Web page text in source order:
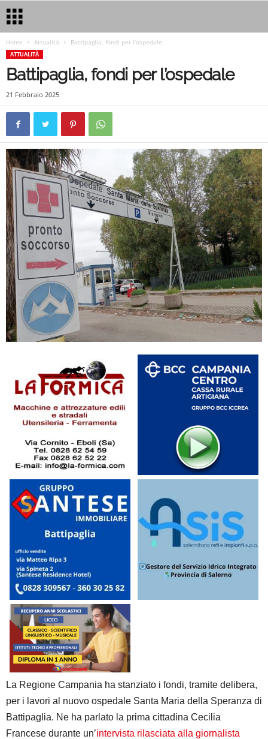
Home Attualità Battipaglia, fondi per l’ospedale
ATTUALITÀ
Battipaglia, fondi per l’ospedale
21 Febbraio 2025
La Regione Campania ha stanziato i fondi, tramite delibera,
per i lavori al nuovo ospedale Santa Maria della Speranza di
Battipaglia. Ne ha parlato la prima cittadina Cecilia
Francese durante un’intervista rilasciata alla giornalista